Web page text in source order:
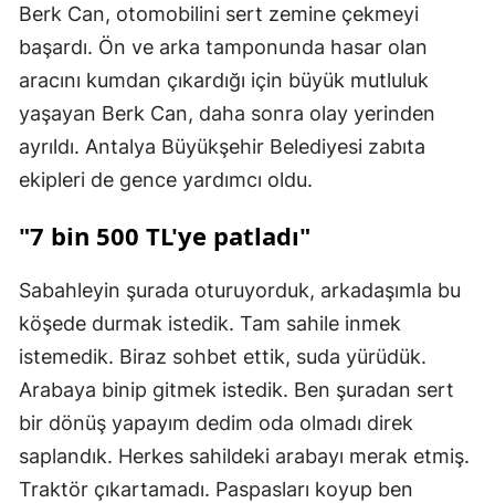
Berk Can, otomobilini sert zemine çekmeyi
başardı. Ön ve arka tamponunda hasar olan
aracını kumdan çıkardığı için büyük mutluluk
yaşayan Berk Can, daha sonra olay yerinden
ayrıldı. Antalya Büyükşehir Belediyesi zabıta
ekipleri de gence yardımcı oldu.
"7 bin 500 TL'ye patladı"
Sabahleyin şurada oturuyorduk, arkadaşımla bu
köşede durmak istedik. Tam sahile inmek
istemedik. Biraz sohbet ettik, suda yürüdük.
Arabaya binip gitmek istedik. Ben şuradan sert
bir dönüş yapayım dedim oda olmadı direk
saplandık. Herkes sahildeki arabayı merak etmiş.
Traktör çıkartamadı. Paspasları koyup ben